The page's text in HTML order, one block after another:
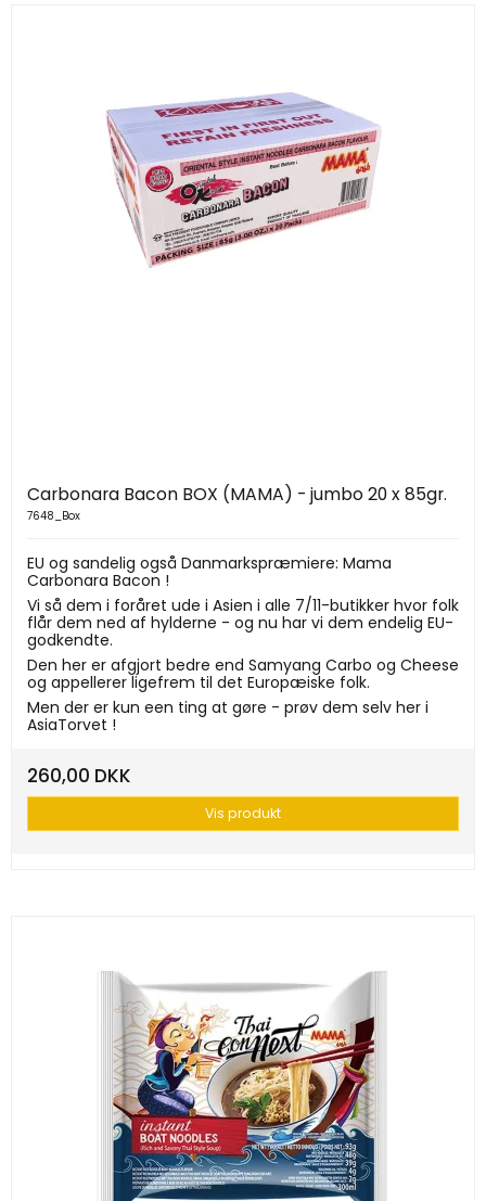
Carbonara Bacon BOX (MAMA) - jumbo 20 x 85gr.
7648_Box
EU og sandelig også Danmarkspræmiere: Mama
Carbonara Bacon !
Vi så dem i foråret ude i Asien i alle 7/11-butikker hvor folk
flår dem ned af hylderne - og nu har vi dem endelig EU-
godkendte.
Den her er afgjort bedre end Samyang Carbo og Cheese
og appellerer ligefrem til det Europæiske folk.
Men der er kun een ting at gøre - prøv dem selv her i
AsiaTorvet !
260,00 DKK
Vis produkt